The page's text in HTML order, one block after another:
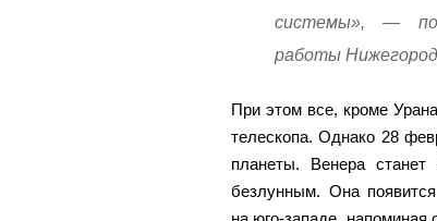
системы», —
работы
При этом все, кроме
телескопа. Однако 28
планеты. Венера
безлунным. Она